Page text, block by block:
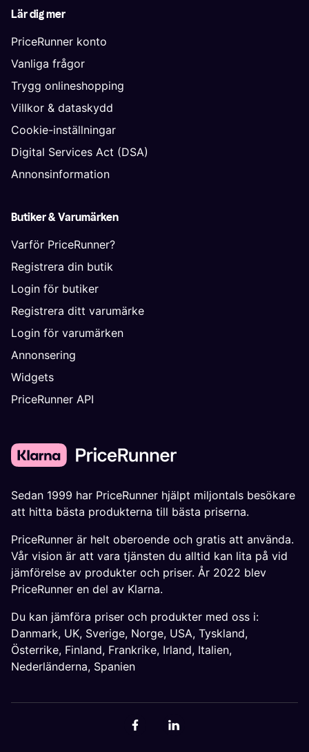
Lär dig mer
PriceRunner konto
Vanliga frågor
Trygg onlineshopping
Villkor & dataskydd
Cookie-inställningar
Digital Services Act (DSA)
Annonsinformation
Butiker & Varumärken
Varför PriceRunner?
Registrera din butik
Login för butiker
Registrera ditt varumärke
Login för varumärken
Annonsering
Widgets
PriceRunner API
Sedan 1999 har PriceRunner hjälpt miljontals besökare
att hitta bästa produkterna till bästa priserna.
PriceRunner är helt oberoende och gratis att använda.
Vår vision är att vara tjänsten du alltid kan lita på vid
jämförelse av produkter och priser. År 2022 blev
PriceRunner en del av Klarna.
Du kan jämföra priser och produkter med oss i:
Danmark, UK, Sverige, Norge, USA, Tyskland,
Österrike, Finland, Frankrike, Irland, Italien,
Nederländerna, Spanien